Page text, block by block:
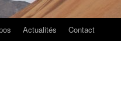
Actualités Contact